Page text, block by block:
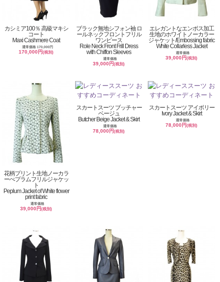
カシミア100％ 高級マキシ
コート
Maxi Cashmere Coat
通常価格 170,000円
170,000円(税別)
ブラック無地シフォン袖 ロ
ールネックフロントフリル
ワンピース
Role Neck Front Frill Dress
with Chiffon Sleeves
通常価格
39,000円(税別)
エレガントなエンボス加工
生地のホワイトノーカラー
ジャケット/Embossing fabric
White Collarless Jacket
通常価格
39,000円(税別)
花柄プリント生地ノーカラ
ーぺプラムフリルジャケッ
ト
Peplum Jacket of White flower
print fabric
通常価格
39,000円(税別)
スカートスーツ ブッチャー
ベージュ
Butcher Beige Jacket & Skirt
通常価格
78,000円(税別)
スカートスーツ アイボリー
Ivory Jacket & Skirt
通常価格
78,000円(税別)